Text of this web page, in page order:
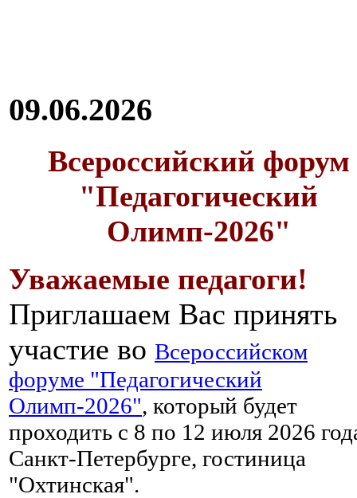
09.06.2026
Всероссийский форум
"Педагогический
Олимп-2026"
Уважаемые педагоги!
Приглашаем Вас принять
участие во Всероссийском
форуме "Педагогический
Олимп-2026", который будет
проходить с 8 по 12 июля 2026
Санкт-Петербурге, гостиница
"Охтинская".